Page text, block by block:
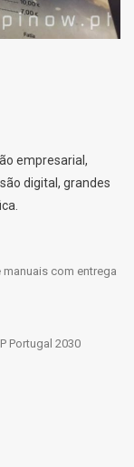
empresarial,
digital, grandes
com entrega
Portugal 2030